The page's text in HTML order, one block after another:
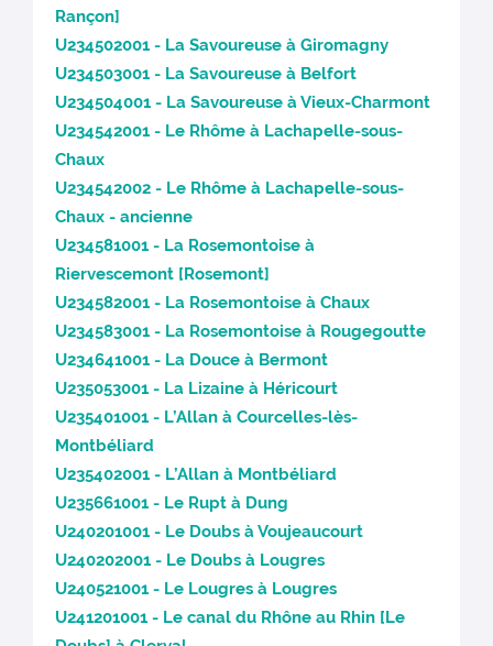
Rançon]
U234502001 - La Savoureuse à Giromagny
U234503001 - La Savoureuse à Belfort
U234504001 - La Savoureuse à Vieux-Charmont
U234542001 - Le Rhôme à Lachapelle-sous-
Chaux
U234542002 - Le Rhôme à Lachapelle-sous-
Chaux - ancienne
U234581001 - La Rosemontoise à
Riervescemont [Rosemont]
U234582001 - La Rosemontoise à Chaux
U234583001 - La Rosemontoise à Rougegoutte
U234641001 - La Douce à Bermont
U235053001 - La Lizaine à Héricourt
U235401001 - L’Allan à Courcelles-lès-
Montbéliard
U235402001 - L’Allan à Montbéliard
U235661001 - Le Rupt à Dung
U240201001 - Le Doubs à Voujeaucourt
U240202001 - Le Doubs à Lougres
U240521001 - Le Lougres à Lougres
U241201001 - Le canal du Rhône au Rhin [Le